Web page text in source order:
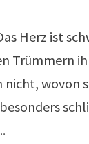
Herz ist
Trümmern
nicht, wovon